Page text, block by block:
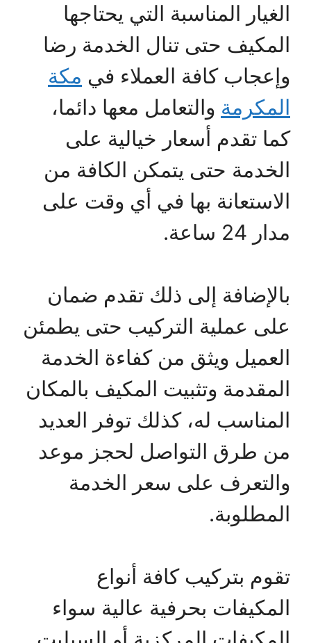
الغيار المناسبة التي يحتاجها
المكيف حتى تنال الخدمة رضا
وإعجاب كافة العملاء في مكة
المكرمة والتعامل معها دائما،
كما تقدم أسعار خيالية على
الخدمة حتى يتمكن الكافة من
الاستعانة بها في أي وقت على
مدار 24 ساعة.
بالإضافة إلى ذلك تقدم ضمان
على عملية التركيب حتى يطمئن
العميل ويثق من كفاءة الخدمة
المقدمة وتثبيت المكيف بالمكان
المناسب له، كذلك توفر العديد
من طرق التواصل لحجز موعد
والتعرف على سعر الخدمة
المطلوبة.
تقوم بتركيب كافة أنواع
المكيفات بحرفية عالية سواء